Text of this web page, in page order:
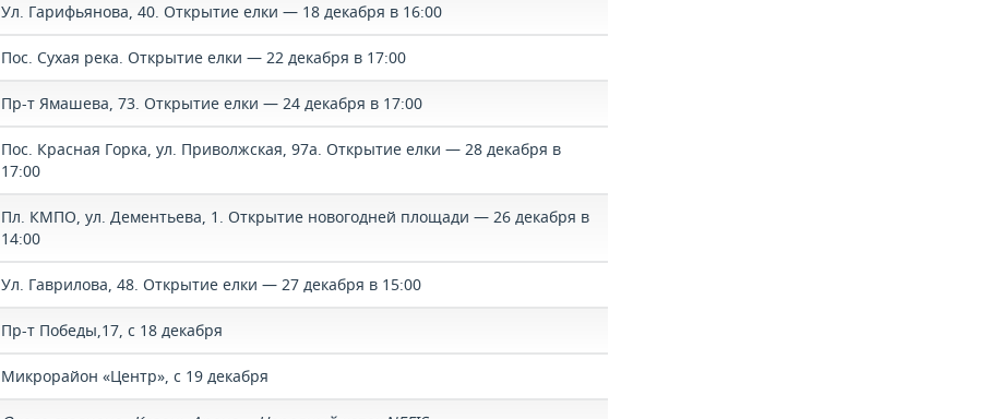
Ул. Гарифьянова, 40. Открытие елки — 18 декабря в 16:00
Пос. Сухая река. Открытие елки — 22 декабря в 17:00
Пр-т Ямашева, 73. Открытие елки — 24 декабря в 17:00
Пос. Красная Горка, ул. Приволжская, 97а. Открытие елки — 28 декабря в
17:00
Пл. КМПО, ул. Дементьева, 1. Открытие новогодней площади — 26 декабря в
14:00
Ул. Гаврилова, 48. Открытие елки — 27 декабря в 15:00
Пр-т Победы,17, с 18 декабря
Микрорайон «Центр», с 19 декабря